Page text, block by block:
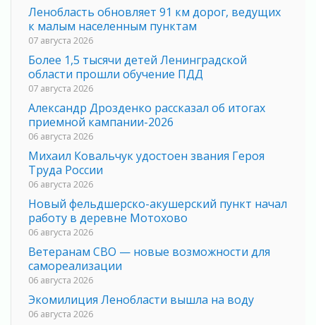
Ленобласть обновляет 91 км дорог, ведущих
к малым населенным пунктам
07 августа 2026
Более 1,5 тысячи детей Ленинградской
области прошли обучение ПДД
07 августа 2026
Александр Дрозденко рассказал об итогах
приемной кампании-2026
06 августа 2026
Михаил Ковальчук удостоен звания Героя
Труда России
06 августа 2026
Новый фельдшерско-акушерский пункт начал
работу в деревне Мотохово
06 августа 2026
Ветеранам СВО — новые возможности для
самореализации
06 августа 2026
Экомилиция Ленобласти вышла на воду
06 августа 2026